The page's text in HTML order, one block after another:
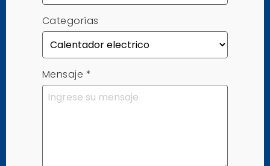
Categorías
Mensaje *